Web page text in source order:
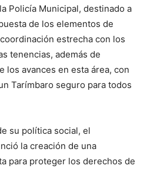
Policía Municipal, destinado a
de los elementos de
estrecha con los
tenencias, además de
los avances en esta área, con
Tarímbaro seguro para todos
su política social, el
la creación de una
para proteger los derechos de